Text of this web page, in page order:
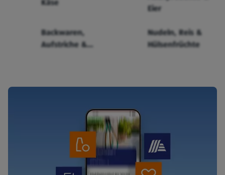
Eier
Backwaren,
Aufstriche &
Nudeln, Reis &
Hülsenfrüchte